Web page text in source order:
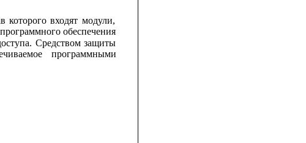
которого входят модули,
обеспечения
Средством защиты
программными